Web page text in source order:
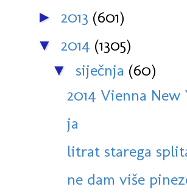
► 2013 (601)
▼ 2014 (1305)
▼ siječnja (60)
2014 Vienna New
ja
litrat starega
ne dam više